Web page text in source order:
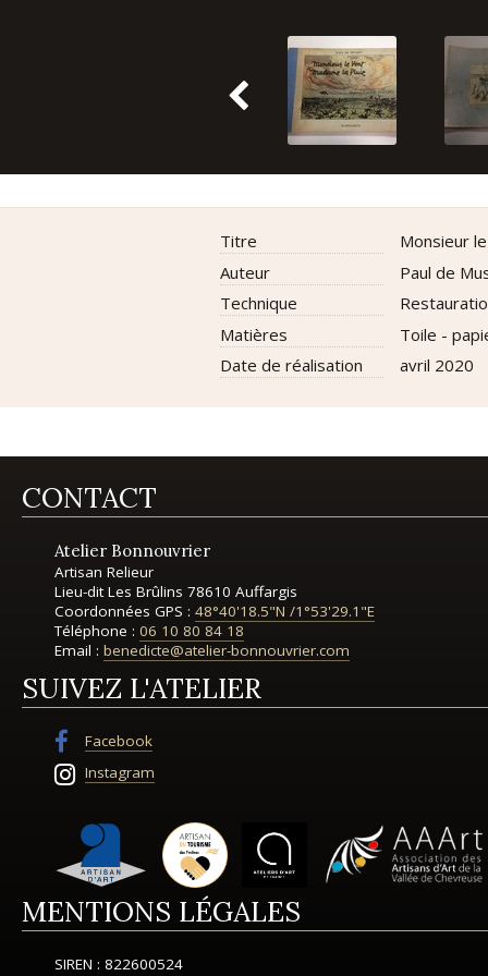
titre
Monsieur
auteur
Paul de
technique
matières
Toile -
date de réalisation
avril 2020
CONTACT
Atelier Bonnouvrier
Artisan Relieur
Lieu-dit Les Brûlins 78610 Auffargis
Coordonnées GPS : 48°40'18.5"N /1°53'29.1"E
Téléphone : 06 10 80 84 18
Email : benedicte@atelier-bonnouvrier.com
SUIVEZ L'ATELIER
Facebook
Instagram
MENTIONS LÉGALES
SIREN : 822600524